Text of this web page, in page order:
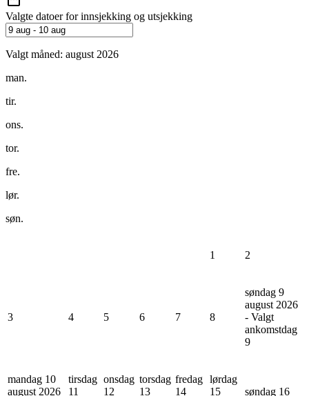
Valgte datoer for innsjekking og utsjekking
Valgt måned: august 2026
man.
tir.
ons.
tor.
fre.
lør.
søn.
1 2
3 4 5 6 7 8
søndag 9
august 2026
- Valgt
ankomstdag
9
mandag 10
august 2026
tirsdag
11
onsdag
12
torsdag
13
fredag
14
lørdag
15
søndag 16